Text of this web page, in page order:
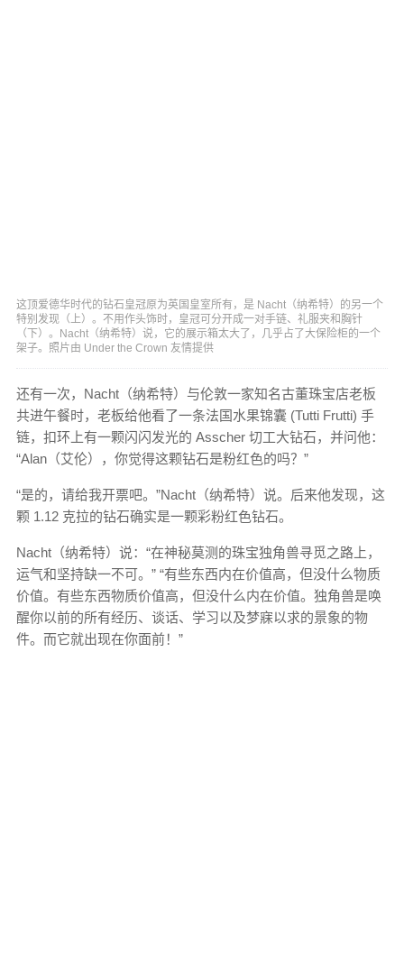
这顶爱德华时代的钻石皇冠原为英国皇室所有，是 Nacht（纳希特）的另一个
特别发现（上）。不用作头饰时，皇冠可分开成一对手链、礼服夹和胸针
（下）。Nacht（纳希特）说，它的展示箱太大了，几乎占了大保险柜的一个
架子。照片由 Under the Crown 友情提供
还有一次，Nacht（纳希特）与伦敦一家知名古董珠宝店老板
共进午餐时，老板给他看了一条法国水果锦囊 (Tutti Frutti) 手
链，扣环上有一颗闪闪发光的 Asscher 切工大钻石，并问他：
“Alan（艾伦），你觉得这颗钻石是粉红色的吗？”
“是的，请给我开票吧。”Nacht（纳希特）说。后来他发现，这
颗 1.12 克拉的钻石确实是一颗彩粉红色钻石。
Nacht（纳希特）说：“在神秘莫测的珠宝独角兽寻觅之路上，
运气和坚持缺一不可。” “有些东西内在价值高，但没什么物质
价值。有些东西物质价值高，但没什么内在价值。独角兽是唤
醒你以前的所有经历、谈话、学习以及梦寐以求的景象的物
件。而它就出现在你面前！”